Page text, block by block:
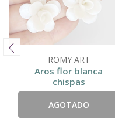
ROMY ART
Aros flor blanca
chispas
AGOTADO